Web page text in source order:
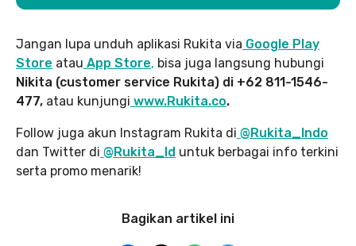
Jangan lupa unduh aplikasi Rukita via Google Play
Store atau App Store, bisa juga langsung hubungi
Nikita (customer service Rukita) di +62 811-1546-
477, atau kunjungi www.Rukita.co.
Follow juga akun Instagram Rukita di @Rukita_Indo
dan Twitter di @Rukita_Id untuk berbagai info terkini
serta promo menarik!
Bagikan artikel ini